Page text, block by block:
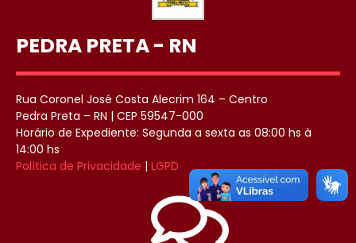
PEDRA PRETA - RN
Rua Coronel José Costa Alecrim 164 – Centro
Pedra Preta – RN | CEP 59547-000
Horário de Expediente: Segunda a sexta as 08:00 hs à
14:00 hs
Política de Privacidade | LGPD